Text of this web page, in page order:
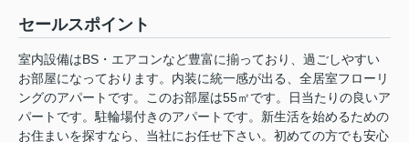
セールスポイント
室内設備はBS・エアコンなど豊富に揃っており、過ごしやすい
お部屋になっております。内装に統一感が出る、全居室フローリ
ングのアパートです。このお部屋は55㎡です。日当たりの良いア
パートです。駐輪場付きのアパートです。新生活を始めるための
お住まいを探すなら、当社にお任せ下さい。初めての方でも安心